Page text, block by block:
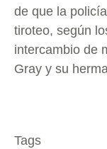
de que la
tiroteo, según
intercambio de
Gray y su
Tags